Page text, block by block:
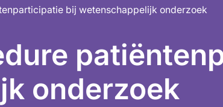
bij wetenschappelijk onderzoek
onderzoek